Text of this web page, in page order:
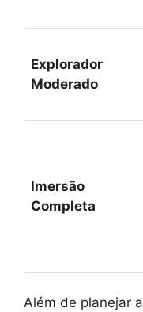
Explorador
Moderado
Imersão
Completa
Além de planejar